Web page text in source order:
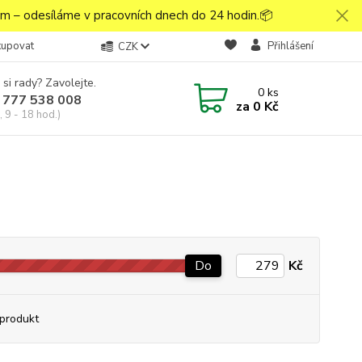
– odesíláme v pracovních dnech do 24 hodin.📦
CZK Přihlášení
rady? Zavolejte.
538 008
9 - 18 hod.)
0ks
za 0 Kč
Do Kč